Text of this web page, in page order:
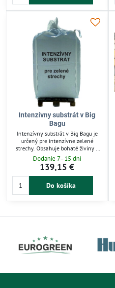
strechách.
Intenzívny substrát v Big
Bagu
Intenzívny substrát v Big Bagu je
určený pre intenzívne zelené
strechy. Obsahuje bohaté živiny a
má neutrálne pH, čo zabezpečuje
optimálne podmienky pre rast
rastlín. Tento substrát podporuje
zdravý rast a dlhodobú stabilitu
vegetačnej vrstvy. Ideálny pre
Dodanie 7–15 dní
139,15 €
Do košíka